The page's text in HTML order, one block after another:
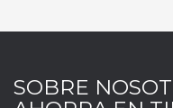
SOBRE